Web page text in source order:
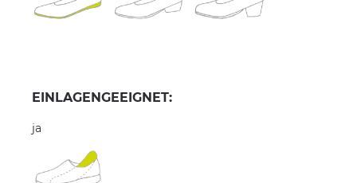
EINLAGENGEEIGNET:
ja